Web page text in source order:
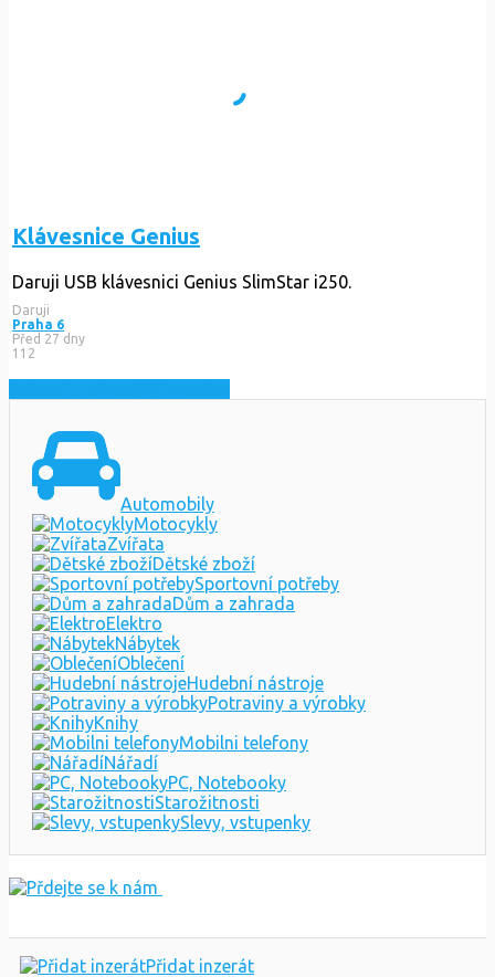
Klávesnice Genius
Daruji USB klávesnici Genius SlimStar i250.
Daruji
Praha 6
Před 27 dny
112
Automobily
Motocykly
Zvířata
Dětské zboží
Sportovní potřeby
Dům a zahrada
Elektro
Nábytek
Oblečení
Hudební nástroje
Potraviny a výrobky
Knihy
Mobilni telefony
Nářadí
PC, Notebooky
Starožitnosti
Slevy, vstupenky
Přidat inzerát